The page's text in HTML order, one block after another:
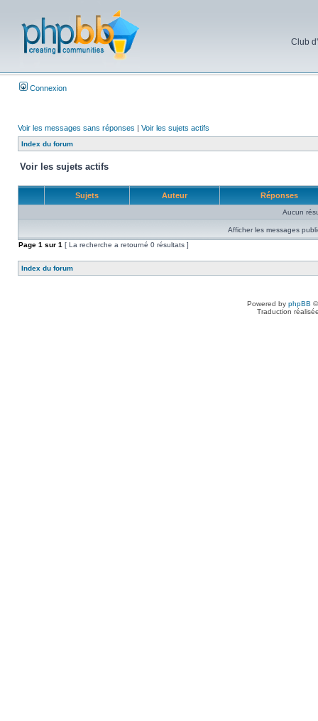
Club
Connexion
Voir les messages sans réponses | Voir les sujets actifs
Index du forum
Voir les sujets actifs
Sujets Auteur Réponses
Aucun
Afficher les messages
Page 1 sur 1 [ La recherche a retourné 0 résultats ]
Index du forum
Powered by phpBB
Traduction